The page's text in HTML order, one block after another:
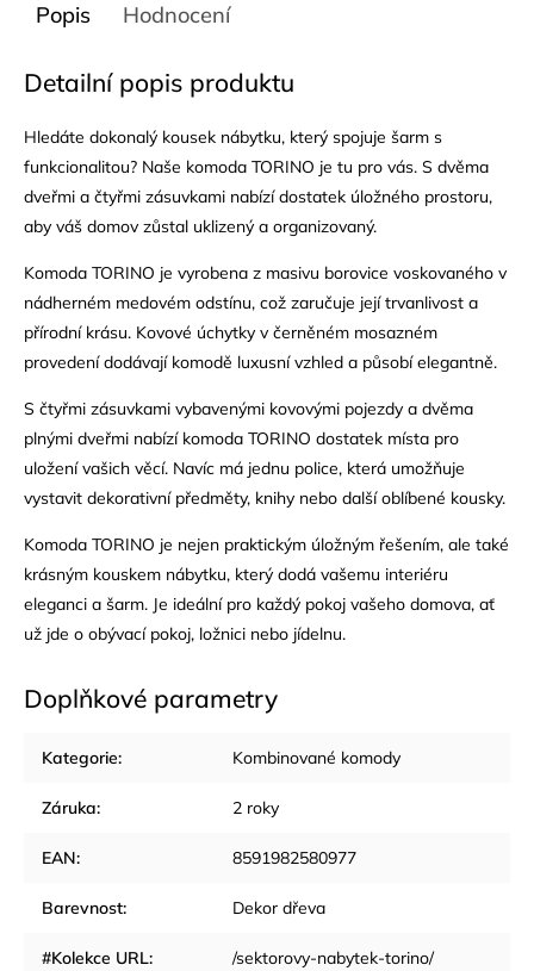
Popis Hodnocení
Detailní popis produktu
Hledáte dokonalý kousek nábytku, který spojuje šarm s
funkcionalitou? Naše komoda TORINO je tu pro vás. S dvěma
dveřmi a čtyřmi zásuvkami nabízí dostatek úložného prostoru,
aby váš domov zůstal uklizený a organizovaný.
Komoda TORINO je vyrobena z masivu borovice voskovaného v
nádherném medovém odstínu, což zaručuje její trvanlivost a
přírodní krásu. Kovové úchytky v černěném mosazném
provedení dodávají komodě luxusní vzhled a působí elegantně.
S čtyřmi zásuvkami vybavenými kovovými pojezdy a dvěma
plnými dveřmi nabízí komoda TORINO dostatek místa pro
uložení vašich věcí. Navíc má jednu police, která umožňuje
vystavit dekorativní předměty, knihy nebo další oblíbené kousky.
Komoda TORINO je nejen praktickým úložným řešením, ale také
krásným kouskem nábytku, který dodá vašemu interiéru
eleganci a šarm. Je ideální pro každý pokoj vašeho domova, ať
už jde o obývací pokoj, ložnici nebo jídelnu.
Doplňkové parametry
Kategorie: Kombinované komody
Záruka: 2 roky
EAN: 8591982580977
Barevnost: Dekor dřeva
#Kolekce URL: /sektorovy-nabytek-torino/